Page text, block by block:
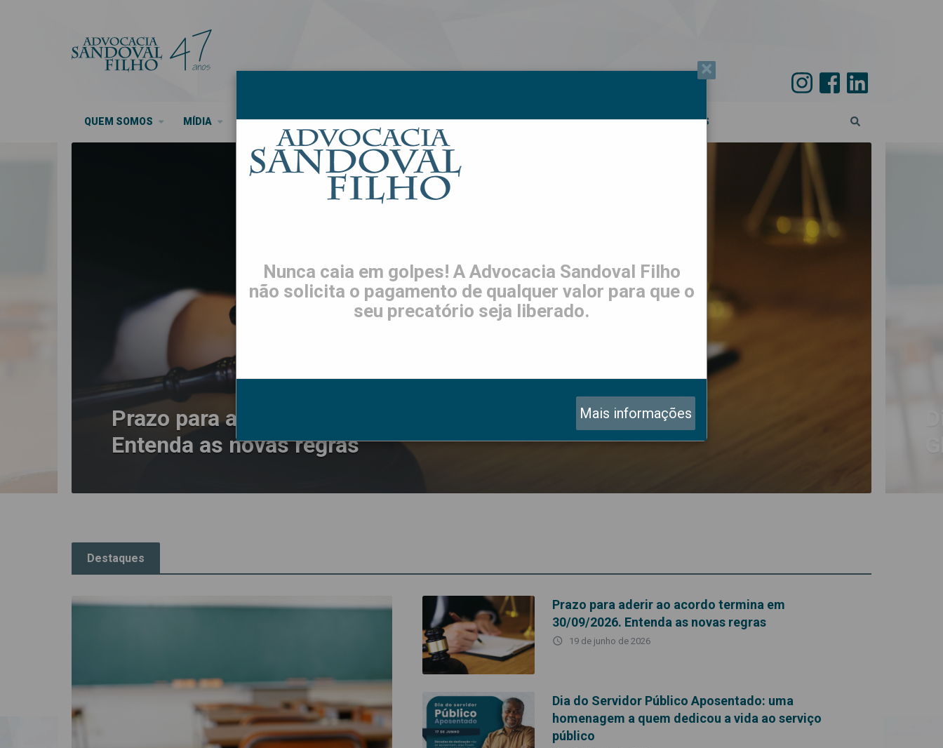
QUEM SOMOS MÍDIA SEUS DIREITOS LGPD TRABALHE CONOSCO CONTATO ESPECIAL 45 ANOS
Prazo para aderir ao acordo termina em 30/09/2026.
Entenda as novas regras
Destaques
Prazo para aderir ao acordo termina em
30/09/2026. Entenda as novas regras
access_time 19 de junho de 2026
Dia do Servidor Público Aposentado: uma
homenagem a quem dedicou a vida ao serviço
público
×
Nunca caia em golpes! A Advocacia Sandoval Filho
não solicita o pagamento de qualquer valor para que o
seu precatório seja liberado.
Mais informações